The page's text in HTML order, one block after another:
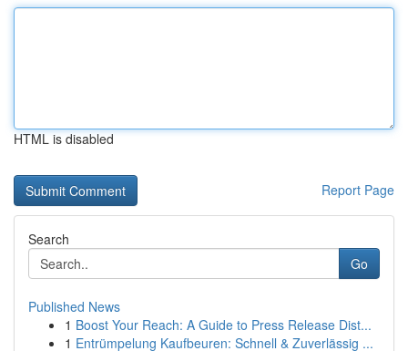
HTML is disabled
Report Page
Search
Go
Published News
1 Boost Your Reach: A Guide to Press Release Dist...
1 Entrümpelung Kaufbeuren: Schnell & Zuverlässig ...